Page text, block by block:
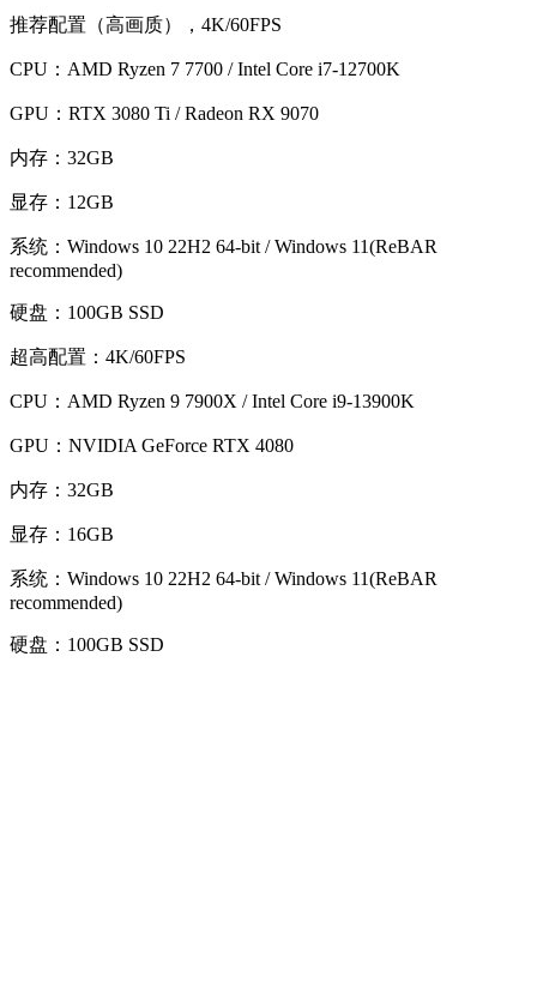
推荐配置（高画质），4K/60FPS
CPU：AMD Ryzen 7 7700 / Intel Core i7-12700K
GPU：RTX 3080 Ti / Radeon RX 9070
内存：32GB
显存：12GB
系统：Windows 10 22H2 64-bit / Windows 11(ReBAR
recommended)
硬盘：100GB SSD
超高配置：4K/60FPS
CPU：AMD Ryzen 9 7900X / Intel Core i9-13900K
GPU：NVIDIA GeForce RTX 4080
内存：32GB
显存：16GB
系统：Windows 10 22H2 64-bit / Windows 11(ReBAR
recommended)
硬盘：100GB SSD